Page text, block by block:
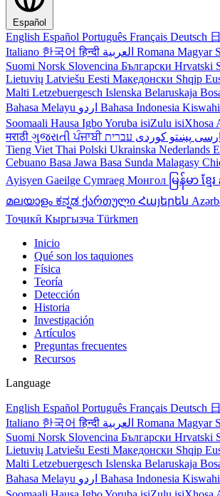
Español
English Español Português Français Deutsch
Italiano 한국어हिन्दी Romana Magyar
Suomi Norsk Slovencina Български Hrvatski
Lietuvių Latviešu Eesti Македонски Shqip
Malti Letzebuergesch Islenska Belaruskaja
Bahasa Melayu
Bahasa Indonesia
Soomaali Hausa IgboYoruba isiZulu isiXhosa
मराठी ગુજરાતીਪੰਜਾਬੀ پښتو کوردی
Tieng Viet Thai Polski Ukrainska Nederlands
Cebuano Basa Jawa Basa Sunda Malagasy
Ayisyen Gaeilge Cymraeg Монгол မြန်မာ ខ្មែរ
മലയാളം ಕನ್ನಡ ქართული Հայերեն
Тоҷикӣ Кыргызча Türkmen
Inicio
Qué son los taquiones
Física
Teoría
Detección
Historia
Investigación
Artículos
Preguntas frecuentes
Recursos
Language
English Español Português Français Deutsch
Italiano 한국어हिन्दी Romana Magyar
Suomi Norsk Slovencina Български Hrvatski
Lietuvių Latviešu Eesti Македонски Shqip
Malti Letzebuergesch Islenska Belaruskaja
Bahasa Melayu
Bahasa Indonesia